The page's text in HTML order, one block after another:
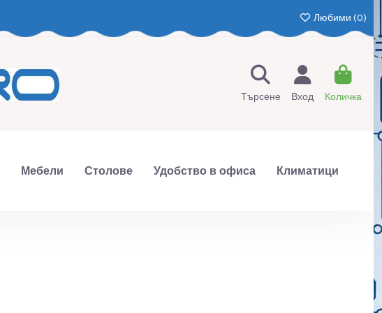
Любими (0)
Търсене Вход Количка
Мебели Столове Удобство в офиса Климатици